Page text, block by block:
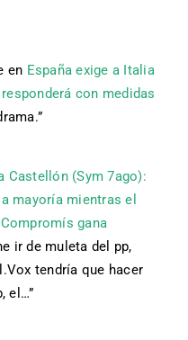
en España exige a Italia
con medidas
”
Castellón (Sym 7ago):
mayoría mientras el
gana
ir de muleta del pp,
tendría que hacer
el…”